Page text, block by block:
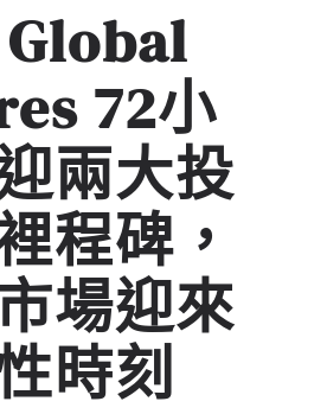
72小
兩大投
程碑，
場迎來
時刻